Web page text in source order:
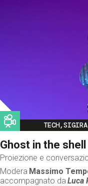
Image
Ghost in the shell
Proiezione e
Modera Massimo
accompagnato da Luca